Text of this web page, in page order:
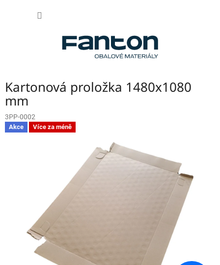
Kartonová proložka 1480x1080
mm
3PP-0002
Akce Více za méně